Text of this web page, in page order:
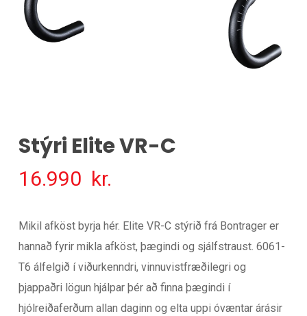
Stýri Elite VR-C
16.990 kr.
Mikil afköst byrja hér. Elite VR-C stýrið frá Bontrager er
hannað fyrir mikla afköst, þægindi og sjálfstraust. 6061-
T6 álfelgið í viðurkenndri, vinnuvistfræðilegri og
þjappaðri lögun hjálpar þér að finna þægindi í
hjólreiðaferðum allan daginn og elta uppi óvæntar árásir